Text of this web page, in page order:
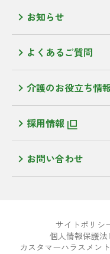
お知らせ
よくあるご質問
介護のお役立ち情
採用情報
お問い合わせ
サイトポリシ
個人情報保護
カスタマーハラスメン